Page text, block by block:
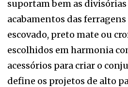
suportam bem as
acabamentos das
escovado, preto mate ou
escolhidos em harmonia
acessórios para criar o
define os projetos de alto